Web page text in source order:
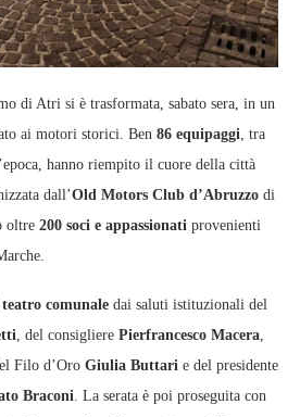
di Atri si è trasformata, sabato sera, in un
ai motori storici. Ben 86 equipaggi, tra
hanno riempito il cuore della città
dall’Old Motors Club d’Abruzzo di
oltre 200 soci e appassionati provenienti
teatro comunale dai saluti istituzionali del
, del consigliere Pierfrancesco Macera,
Filo d’Oro Giulia Buttari e del presidente
Braconi. La serata è poi proseguita con